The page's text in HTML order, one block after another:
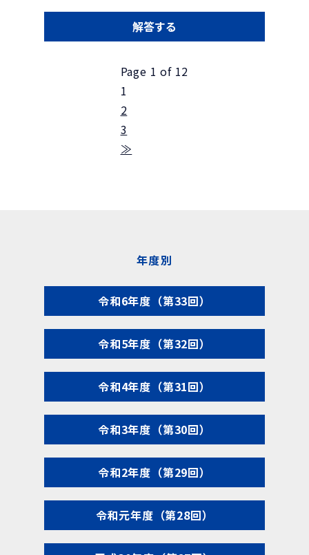
解答する
Page 1 of 12
1
2
3
≫
年度別
令和6年度（第33回）
令和5年度（第32回）
令和4年度（第31回）
令和3年度（第30回）
令和2年度（第29回）
令和元年度（第28回）